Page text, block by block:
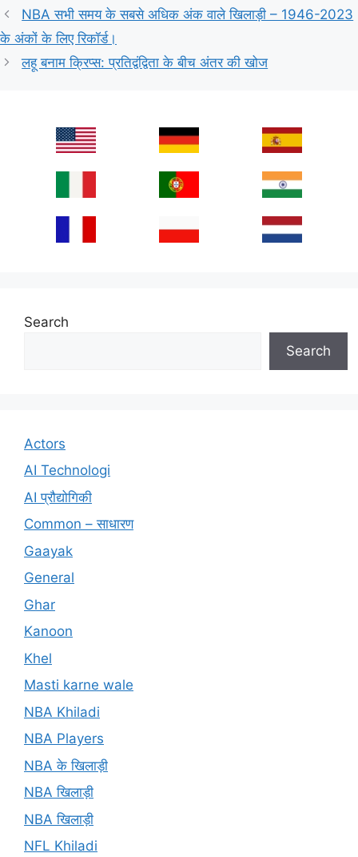
NBA सभी समय के सबसे अधिक अंक वाले खिलाड़ी – 1946-2023
के अंकों के लिए रिकॉर्ड।
लहू बनाम क्रिप्स: प्रतिद्वंद्विता के बीच अंतर की खोज
Search
Search
Actors
AI Technologi
AI प्रौद्योगिकी
Common – साधारण
Gaayak
General
Ghar
Kanoon
Khel
Masti karne wale
NBA Khiladi
NBA Players
NBA के खिलाड़ी
NBA खिलाड़ी
NBA खिलाड़ी
NFL Khiladi